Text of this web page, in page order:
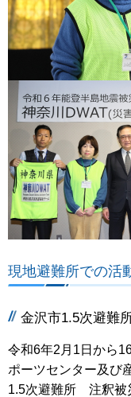
現地避難所での活
金沢市1.5次避難
令和6年2月1日から
ポーツセンター及び
1.5次避難所 注釈被